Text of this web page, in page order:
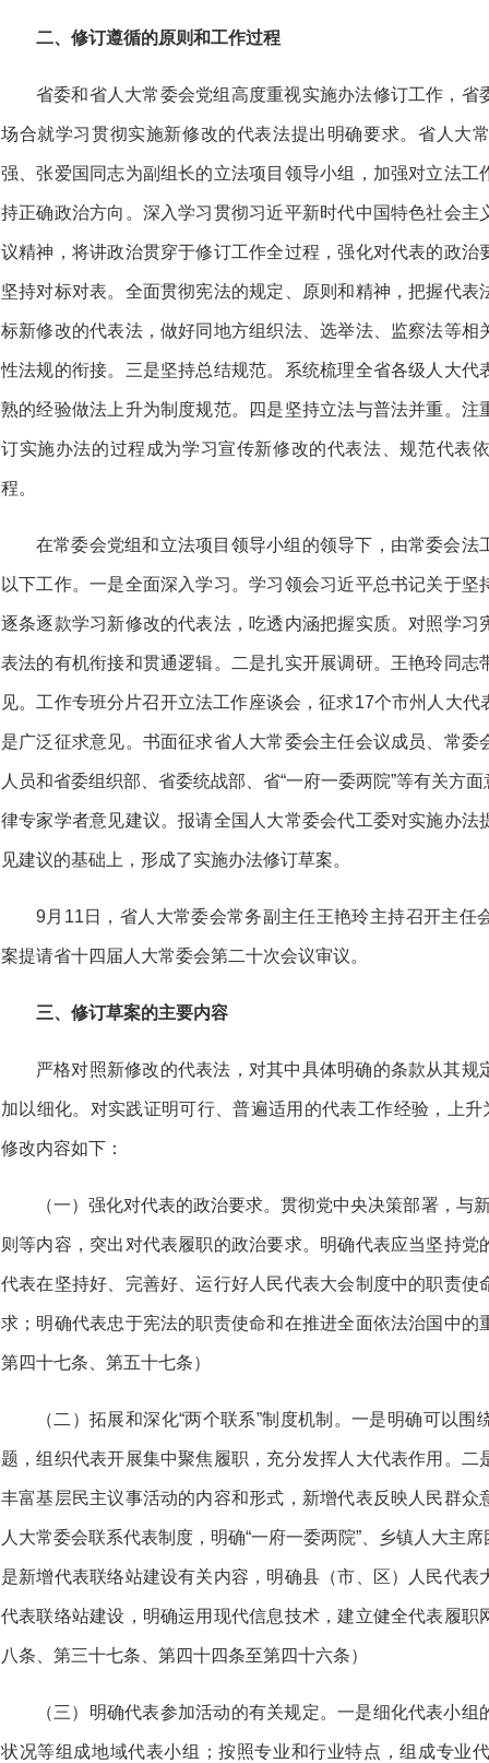
二、修订遵循的原则和工作过程
省委和省人大常委会党组高度重视实施办法修订工作，
场合就学习贯彻实施新修改的代表法提出明确要求。省人大
强、张爱国同志为副组长的立法项目领导小组，加强对立法
持正确政治方向。深入学习贯彻习近平新时代中国特色社会
议精神，将讲政治贯穿于修订工作全过程，强化对代表的政
坚持对标对表。全面贯彻宪法的规定、原则和精神，把握代
标新修改的代表法，做好同地方组织法、选举法、监察法等
性法规的衔接。三是坚持总结规范。系统梳理全省各级人大
熟的经验做法上升为制度规范。四是坚持立法与普法并重。
订实施办法的过程成为学习宣传新修改的代表法、规范代表
程。
在常委会党组和立法项目领导小组的领导下，由常委会
以下工作。一是全面深入学习。学习领会习近平总书记关于
逐条逐款学习新修改的代表法，吃透内涵把握实质。对照学
表法的有机衔接和贯通逻辑。二是扎实开展调研。王艳玲同
见。工作专班分片召开立法工作座谈会，征求17个市州人大
是广泛征求意见。书面征求省人大常委会主任会议成员、常
人员和省委组织部、省委统战部、省“一府一委两院”等有关方
律专家学者意见建议。报请全国人大常委会代工委对实施办
见建议的基础上，形成了实施办法修订草案。
9月11日，省人大常委会常务副主任王艳玲主持召开主任
案提请省十四届人大常委会第二十次会议审议。
三、修订草案的主要内容
严格对照新修改的代表法，对其中具体明确的条款从其
加以细化。对实践证明可行、普遍适用的代表工作经验，上
修改内容如下：
（一）强化对代表的政治要求。贯彻党中央决策部署，与
则等内容，突出对代表履职的政治要求。明确代表应当坚持
代表在坚持好、完善好、运行好人民代表大会制度中的职责
求；明确代表忠于宪法的职责使命和在推进全面依法治国中
第四十七条、第五十七条）
（二）拓展和深化“两个联系”制度机制。一是明确可以
题，组织代表开展集中聚焦履职，充分发挥人大代表作用。
丰富基层民主议事活动的内容和形式，新增代表反映人民群
人大常委会联系代表制度，明确“一府一委两院”、乡镇人大主
是新增代表联络站建设有关内容，明确县（市、区）人民代
代表联络站建设，明确运用现代信息技术，建立健全代表履
八条、第三十七条、第四十四条至第四十六条）
（三）明确代表参加活动的有关规定。一是细化代表小
状况等组成地域代表小组；按照专业和行业特点，组成专业